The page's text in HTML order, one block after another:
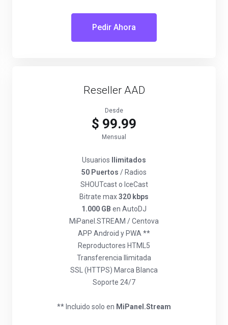
Pedir Ahora
Reseller AAD
Desde
$ 99.99
Mensual
Usuarios
Ilimitados
50 Puertos / Radios
SHOUTcast o IceCast
Bitrate max320 kbps
1.000 GB en AutoDJ
MiPanel.STREAM / Centova
APP Android y PWA **
Reproductores HTML5
Transferencia Ilimitada
SSL (HTTPS) Marca Blanca
Soporte 24/7
** Incluido solo en MiPanel.Stream